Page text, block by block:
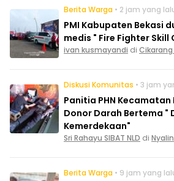
Berita Warga • 2 jam yang
PMI Kabupaten Bekasi
medis " Fire Fighter
ivan kusmayandi di Cikarang
Diskusi Komunitas • 3 jam
Panitia PHN
Donor Darah Bertema "
Kemerdekaan"
Sri Rahayu SIBAT NLD di
Berita Warga • 9 jam yang